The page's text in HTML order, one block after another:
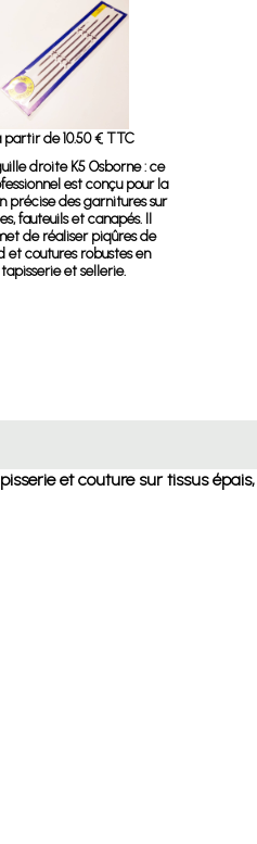
partir de 10.50 € TTC
droite K5 Osborne: ce
est conçu pour la
précise des garnitures sur
fauteuils et canapés. Il
de réaliser piqûres de
et coutures robustes en
tapisserie et sellerie.
et couture sur tissus